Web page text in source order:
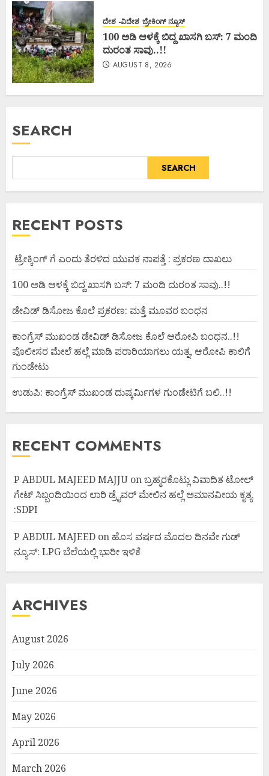
ದೇಶ -ವಿದೇಶ ಬ್ರೇಕಿಂಗ್ ನ್ಯೂಸ್
100 ಅಡಿ ಆಳಕ್ಕೆ ಬಿದ್ದ ಖಾಸಗಿ ಬಸ್: 7 ಮಂದಿ
ದುರಂತ ಸಾವು..!!
AUGUST 8, 2026
SEARCH
SEARCH
RECENT POSTS
ಟ್ರೇಕ್ಕಿಂಗ್ ಗೆ ಎಂದು ತೆರಳಿದ ಯುವಕ ನಾಪತ್ತೆ : ಪ್ರಕರಣ ದಾಖಲು
100 ಅಡಿ ಆಳಕ್ಕೆ ಬಿದ್ದ ಖಾಸಗಿ ಬಸ್: 7 ಮಂದಿ ದುರಂತ ಸಾವು..!!
ಡೇವಿಡ್ ಡಿಸೋಜ ಕೊಲೆ ಪ್ರಕರಣ: ಮತ್ತೆ ಮೂವರ ಬಂಧನ
ಕಾಂಗ್ರೆಸ್ ಮುಖಂಡ ಡೇವಿಡ್ ಡಿಸೋಜ ಕೊಲೆ ಆರೋಪಿ ಬಂಧನ..!!
ಪೊಲೀಸರ ಮೇಲೆ ಹಲ್ಲೆ ಮಾಡಿ ಪರಾರಿಯಾಗಲು ಯತ್ನ, ಆರೋಪಿ ಕಾಲಿಗೆ
ಗುಂಡೇಟು
ಉಡುಪಿ: ಕಾಂಗ್ರೆಸ್ ಮುಖಂಡ ದುಷ್ಕರ್ಮಿಗಳ ಗುಂಡೇಟಿಗೆ ಬಲಿ..!!
RECENT COMMENTS
P ABDUL MAJEED MAJJU onಬ್ರಹ್ಮರಕೊಟ್ಲು ವಿವಾದಿತ ಟೋಲ್
ಗೇಟ್ ಸಿಬ್ಬಂದಿಯಿಂದ ಲಾರಿ ಡ್ರೈವರ್ ಮೇಲಿನ ಹಲ್ಲೆ ಅಮಾನವೀಯ ಕೃತ್ಯ
:SDPI
P ABDUL MAJEED on ಹೊಸ ವರ್ಷದ ಮೊದಲ ದಿನವೇ ಗುಡ್
ನ್ಯೂಸ್: LPG ಬೆಲೆಯಲ್ಲಿ ಭಾರೀ ಇಳಿಕೆ
ARCHIVES
August 2026
July 2026
June 2026
May 2026
April 2026
March 2026